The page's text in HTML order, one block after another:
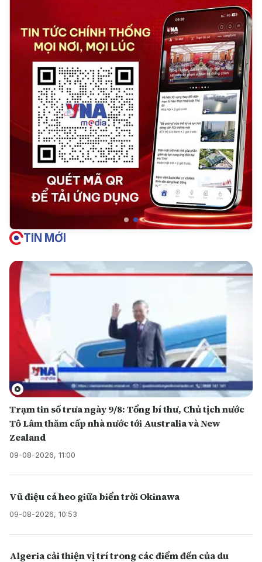
TIN MỚI
Trạm tin số trưa ngày 9/8: Tổng bí thư, Chủ tịch nước
Tô Lâm thăm cấp nhà nước tới Australia và New
Zealand
09-08-2026, 11:00
Vũ điệu cá heo giữa biển trời Okinawa
09-08-2026, 10:53
Algeria cải thiện vị trí trong các điểm đến của du